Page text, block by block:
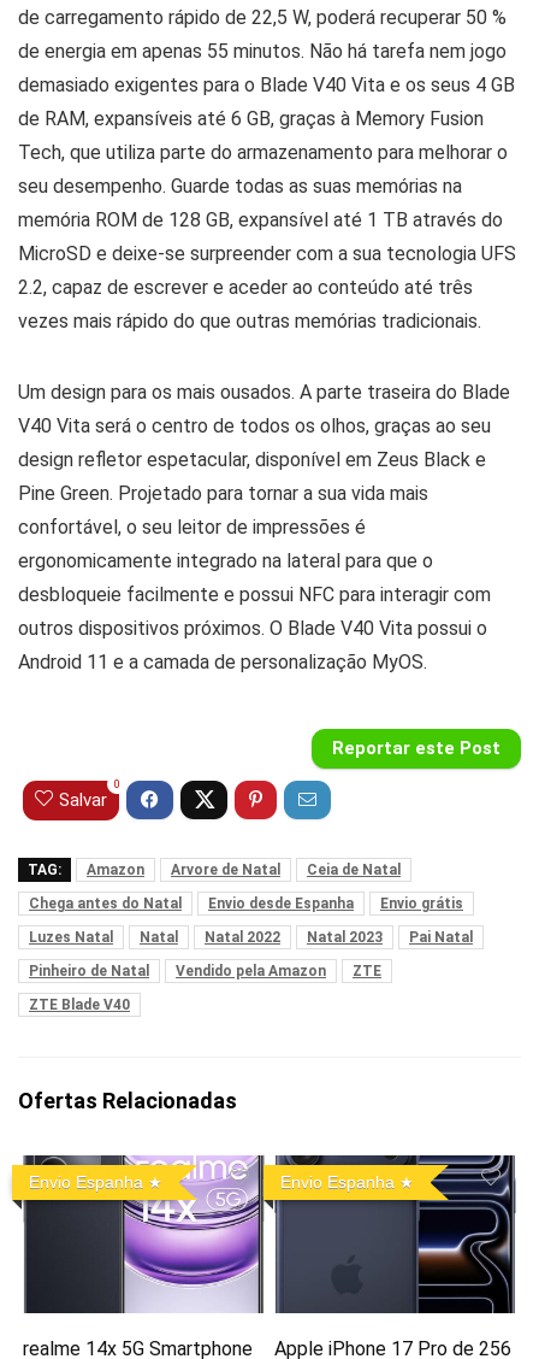
de carregamento rápido de 22,5 W, poderá recuperar 50 %
de energia em apenas 55 minutos. Não há tarefa nem jogo
demasiado exigentes para o Blade V40 Vita e os seus 4 GB
de RAM, expansíveis até 6 GB, graças à Memory Fusion
Tech, que utiliza parte do armazenamento para melhorar o
seu desempenho. Guarde todas as suas memórias na
memória ROM de 128 GB, expansível até 1 TB através do
MicroSD e deixe-se surpreender com a sua tecnologia UFS
2.2, capaz de escrever e aceder ao conteúdo até três
vezes mais rápido do que outras memórias tradicionais.
Um design para os mais ousados. A parte traseira do Blade
V40 Vita será o centro de todos os olhos, graças ao seu
design refletor espetacular, disponível em Zeus Black e
Pine Green. Projetado para tornar a sua vida mais
confortável, o seu leitor de impressões é
ergonomicamente integrado na lateral para que o
desbloqueie facilmente e possui NFC para interagir com
outros dispositivos próximos. O Blade V40 Vita possui o
Android 11 e a camada de personalização MyOS.
Reportar este Post
Salvar
0
TAG: Amazon Arvore de Natal
Ceia de Natal
Chega antes do Natal
Envio desde Espanha
Envio grátis
Luzes Natal
Natal Natal 2022 Natal 2023
Pai Natal
Pinheiro de Natal
Vendido pela Amazon
ZTE
ZTE Blade V40
Ofertas Relacionadas
Envio Espanha
realme 14x 5G Smartphone
Envio Espanha
Apple iPhone 17 Pro de 256